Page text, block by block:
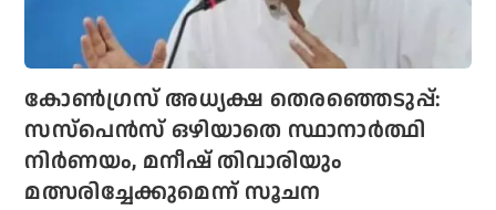
കോണ്‍ഗ്രസ് അധ്യക്ഷ തെരഞ്ഞെടുപ്പ്:
സസ്‌പെന്‍സ് ഒഴിയാതെ സ്ഥാനാര്‍ത്ഥി
നിര്‍ണയം, മനീഷ് തിവാരിയും
മത്സരിച്ചേക്കുമെന്ന് സൂചന